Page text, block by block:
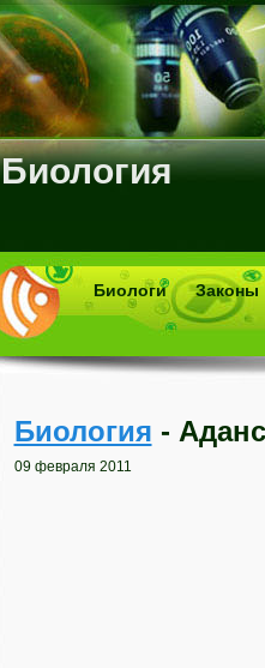
Биология
Биологи Законы
Биология -
09 февраля 2011